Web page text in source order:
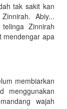
tak sakit kan
Abiy...
Zinnirah
mendengar apa
membiarkan
menggunakan
wajah